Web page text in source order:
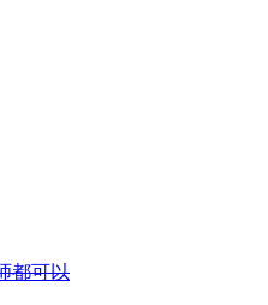
都可以